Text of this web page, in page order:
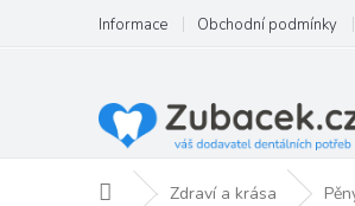
obsah
Informace Obchodní podmínky
Domů Zdraví a krása